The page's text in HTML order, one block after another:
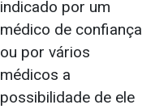
indicado por um
médico de confiança
ou por vários
médicos a
possibilidade de ele